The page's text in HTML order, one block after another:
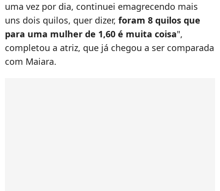
uma vez por dia, continuei emagrecendo mais
uns dois quilos, quer dizer, foram 8 quilos que
para uma mulher de 1,60 é muita coisa",
completou a atriz, que já chegou a ser comparada
com Maiara.